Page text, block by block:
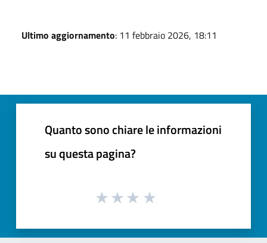
Ultimo aggiornamento: 11 febbraio 2026, 18:11
Quanto sono chiare le informazioni
su questa pagina?